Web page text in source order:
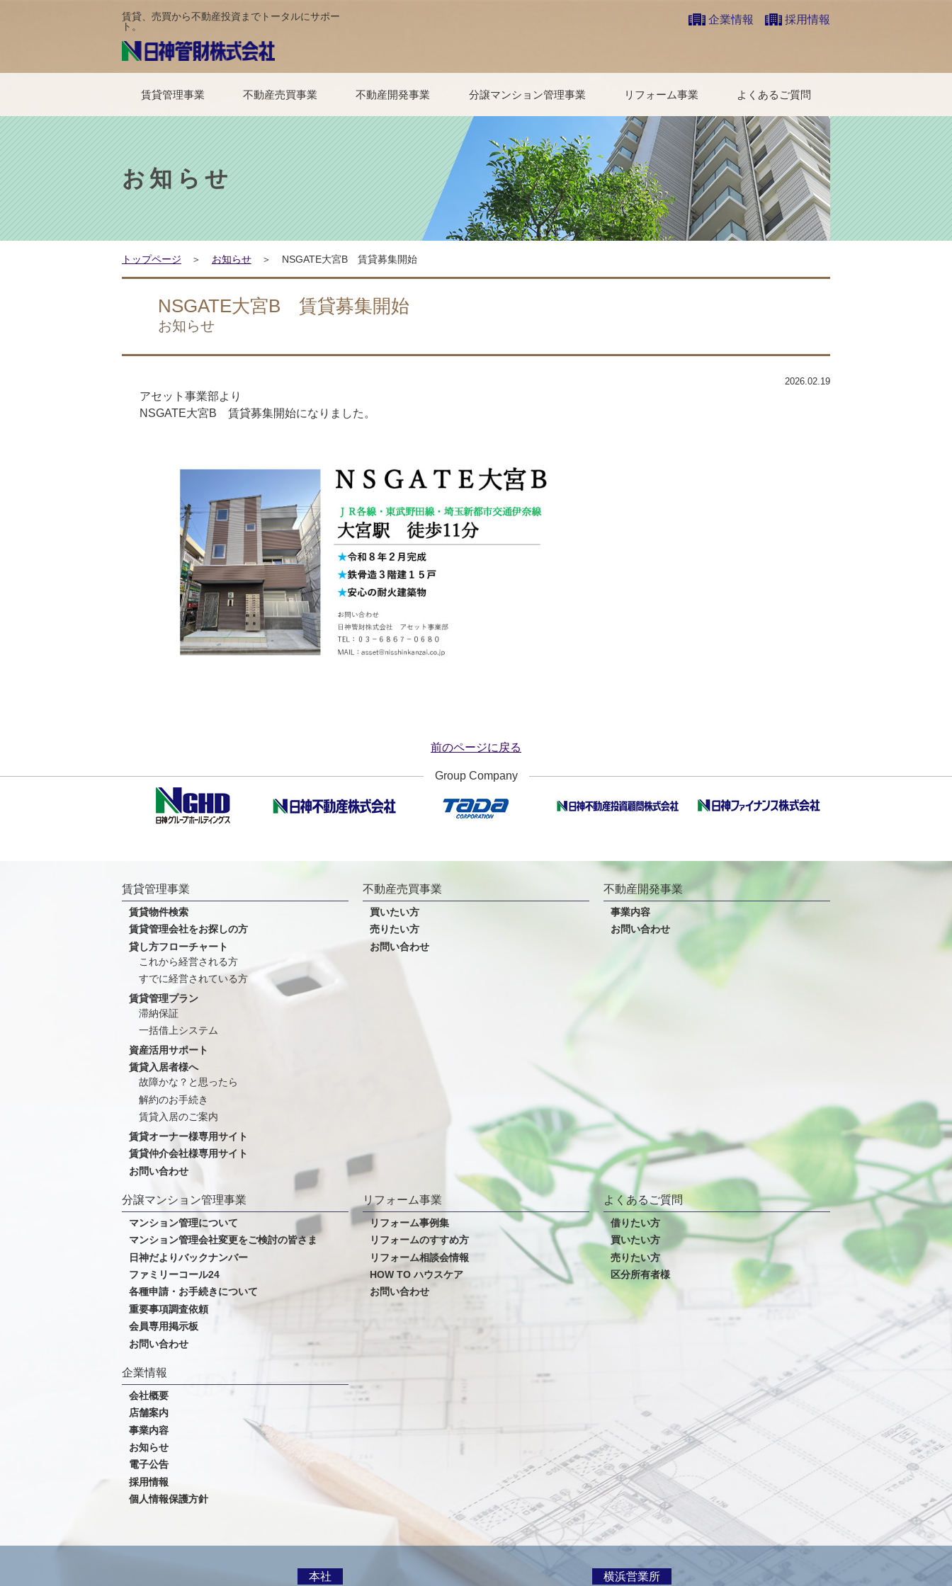
賃貸、売買から不動産投資までトータルにサポー
ト。
企業情報 採用情報
賃貸管理事業
賃貸物件検索
賃貸管理会社をお探しの方
貸し方フローチャート これから経営される方
すでに経営されている方
賃貸管理プラン 滞納保証
一括借上システム
資産活用サポート
賃貸入居者様へ 故障かな？と思ったら
解約のお手続き
賃貸入居のご案内
賃貸オーナー様専用サイト
賃貸仲介会社様専用サイト
お問い合わせ
不動産売買事業
買いたい方
売りたい方
お問い合わせ
不動産開発事業
事業内容
お問い合わせ
分譲マンション管理事業
マンション管理について
マンション管理会社変更をご検討
の皆さま
日神だよりバックナンバー
ファミリーコール24
各種申請・お手続きについて
重要事項調査依頼
会員専用掲示板
お問い合わせ
リフォーム事業
リフォーム事例集
リフォームのすすめ方
リフォーム相談会情報
HOW TO ハウスケア
お問い合わせ
よくあるご質問
借りたい方
買いたい方
売りたい方
区分所有者様
お知らせ
トップページ お知らせ NSGATE大宮B 賃貸募集開始
NSGATE大宮B 賃貸募集開始
お知らせ
2026.02.19
アセット事業部より
NSGATE大宮B 賃貸募集開始になりました。
前のページに戻る
Group Company
賃貸管理事業
賃貸物件検索
賃貸管理会社をお探しの方
貸し方フローチャート
これから経営される方
すでに経営されている方
賃貸管理プラン
滞納保証
一括借上システム
資産活用サポート
賃貸入居者様へ
故障かな？と思ったら
解約のお手続き
賃貸入居のご案内
賃貸オーナー様専用サイト
賃貸仲介会社様専用サイト
お問い合わせ
不動産売買事業
買いたい方
売りたい方
お問い合わせ
不動産開発事業
事業内容
お問い合わせ
分譲マンション管理事業
マンション管理について
マンション管理会社変更をご検討の皆さま
日神だよりバックナンバー
ファミリーコール24
各種申請・お手続きについて
重要事項調査依頼
会員専用掲示板
お問い合わせ
リフォーム事業
リフォーム事例集
リフォームのすすめ方
リフォーム相談会情報
HOW TO ハウスケア
お問い合わせ
よくあるご質問
借りたい方
買いたい方
売りたい方
区分所有者様
企業情報
会社概要
店舗案内
事業内容
お知らせ
電子公告
採用情報
個人情報保護方針
本社 横浜営業所